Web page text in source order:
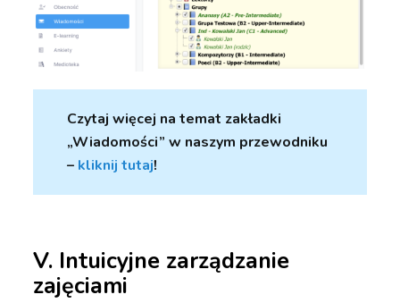
Czytaj więcej na temat zakładki
„Wiadomości” w naszym przewodniku
– kliknij tutaj!
V. Intuicyjne zarządzanie
zajęciami